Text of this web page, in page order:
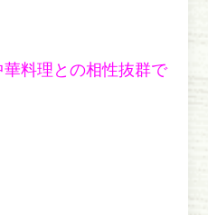
料理との相性抜群で